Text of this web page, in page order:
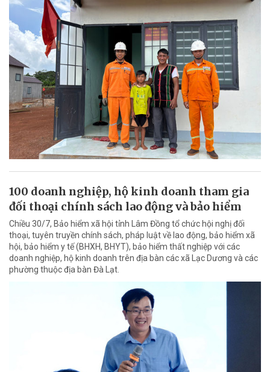
100 doanh nghiệp, hộ kinh doanh tham gia
đối thoại chính sách lao động và bảo hiểm
Chiều 30/7, Bảo hiểm xã hội tỉnh Lâm Đồng tổ chức hội nghị đối
thoại, tuyên truyền chính sách, pháp luật về lao động, bảo hiểm xã
hội, bảo hiểm y tế (BHXH, BHYT), bảo hiểm thất nghiệp với các
doanh nghiệp, hộ kinh doanh trên địa bàn các xã Lạc Dương và các
phường thuộc địa bàn Đà Lạt.